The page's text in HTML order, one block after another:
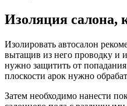
Изоляция салона,
Изолировать автосалон
вытащив из него проводку и
нужно защитить от
плоскости арок нужно
Затем необходимо нанести